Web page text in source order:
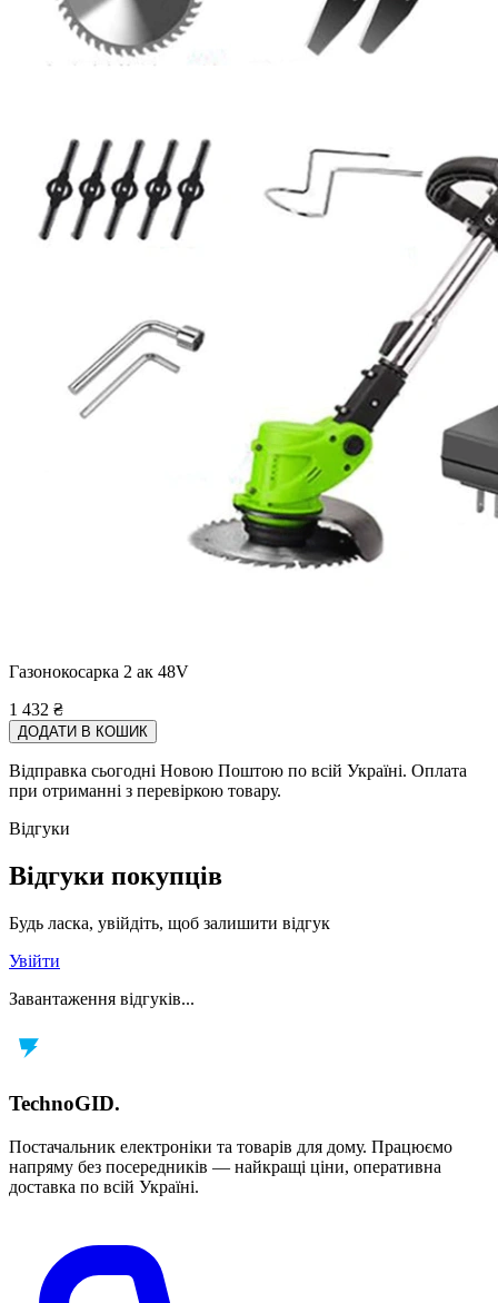
Газонокосарка 2 ак 48V
1 432 ₴
ДОДАТИ В КОШИК
Відправка сьогодні Новою Поштою по всій Україні. Оплата
при отриманні з перевіркою товару.
Відгуки
Відгуки покупців
Будь ласка, увійдіть, щоб залишити відгук
Увійти
Завантаження відгуків...
TechnoGID.
Постачальник електроніки та товарів для дому. Працюємо
напряму без посередників — найкращі ціни, оперативна
доставка по всій Україні.